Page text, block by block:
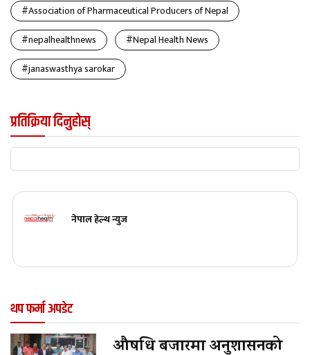
#Association of Pharmaceutical Producers of Nepal
#nepalhealthnews
#Nepal Health News
#janaswasthya sarokar
प्रतिक्रिया दिनुहोस्
नेपाल हेल्थ न्युज
थप फर्मा अपडेट
औषधि बजारमा अनुशासनको